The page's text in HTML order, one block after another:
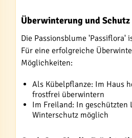
Überwinterung und Schutz
Die Passionsblume 'Passiflora'
Für eine erfolgreiche
Möglichkeiten:
Als Kübelpflanze: Im Haus
frostfrei überwintern
Im Freiland: In geschützten
Winterschutz möglich